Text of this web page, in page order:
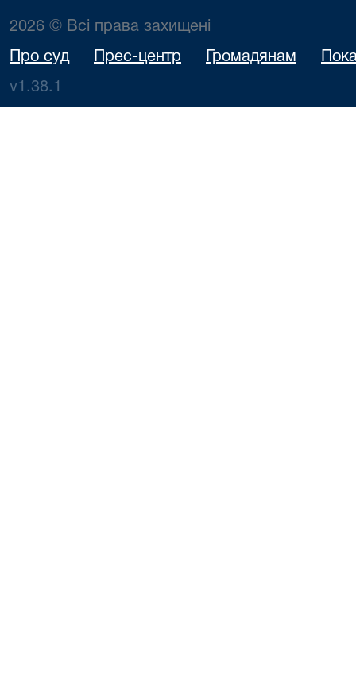
2026 © Всі права захищені
Про суд Прес-центр Громадянам
v1.38.1